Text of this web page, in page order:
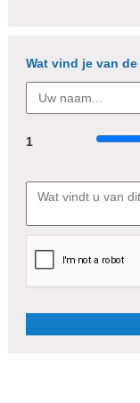
Wat vind je van
1